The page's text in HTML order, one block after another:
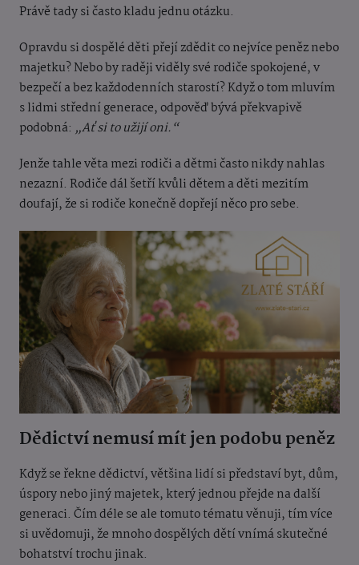
Právě tady si často kladu jednu otázku.
Opravdu si dospělé děti přejí zdědit co nejvíce peněz nebo
majetku? Nebo by raději viděly své rodiče spokojené, v
bezpečí a bez každodenních starostí? Když o tom mluvím
s lidmi střední generace, odpověď bývá překvapivě
podobná: „Ať si to užijí oni.“
Jenže tahle věta mezi rodiči a dětmi často nikdy nahlas
nezazní. Rodiče dál šetří kvůli dětem a děti mezitím
doufají, že si rodiče konečně dopřejí něco pro sebe.
Dědictví nemusí mít jen podobu peněz
Když se řekne dědictví, většina lidí si představí byt, dům,
úspory nebo jiný majetek, který jednou přejde na další
generaci. Čím déle se ale tomuto tématu věnuji, tím více
si uvědomuji, že mnoho dospělých dětí vnímá skutečné
bohatství trochu jinak.